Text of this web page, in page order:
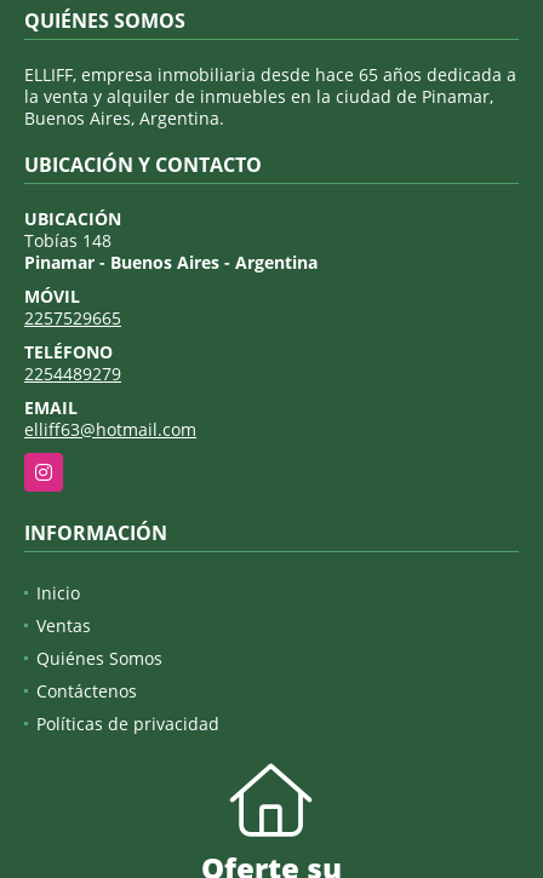
QUIÉNES SOMOS
ELLIFF, empresa inmobiliaria desde hace 65 años dedicada a
la venta y alquiler de inmuebles en la ciudad de Pinamar,
Buenos Aires, Argentina.
UBICACIÓN Y CONTACTO
UBICACIÓN
Tobías 148
Pinamar - Buenos Aires - Argentina
MÓVIL
2257529665
TELÉFONO
2254489279
EMAIL
elliff63@hotmail.com
Instagram
INFORMACIÓN
Inicio
Ventas
Quiénes Somos
Contáctenos
Políticas de privacidad
Oferte su